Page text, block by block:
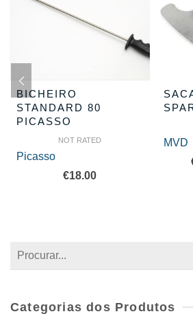
BICHEIRO
STANDARD 80
PICASSO
NOT RATED
Picasso
€18.00
MVD
Search
Categorias dos Produtos